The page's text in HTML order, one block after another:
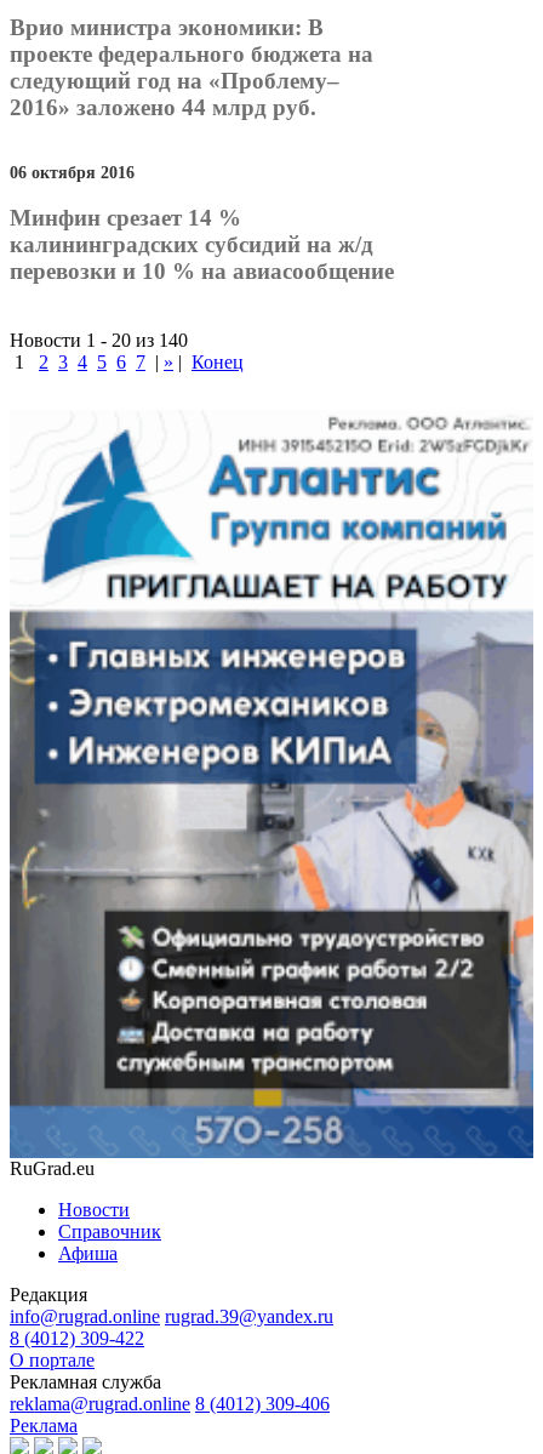
Врио министра экономики: В
проекте федерального бюджета на
следующий год на «Проблему–
2016» заложено 44 млрд руб.
06 октября 2016
Минфин срезает 14 %
калининградских субсидий на ж/д
перевозки и 10 % на авиасообщение
Новости 1 - 20 из 140
1
2 3 4 5 6 7 | » | Конец
RuGrad.eu
Новости
Справочник
Афиша
Редакция
info@rugrad.online rugrad.39@yandex.ru
8 (4012) 309-422
О портале
Рекламная служба
reklama@rugrad.online 8 (4012) 309-406
Реклама